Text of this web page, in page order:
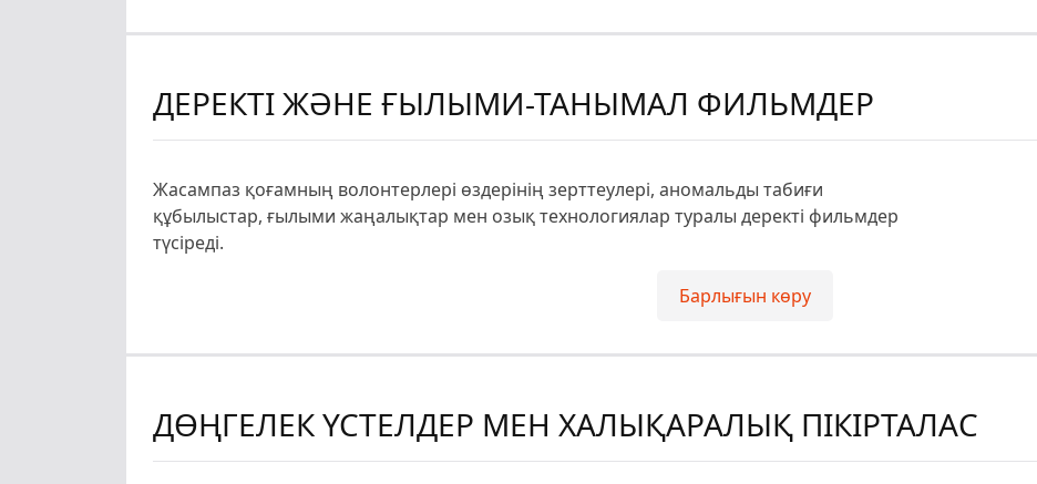
ДЕРЕКТІ ЖӘНЕ ҒЫЛЫМИ-ТАНЫМАЛ ФИЛЬМДЕР
Жасампаз қоғамның волонтерлері өздерінің зерттеулері, аномальды табиғи
құбылыстар, ғылыми жаңалықтар мен озық технологиялар туралы деректі фильмдер
түсіреді.
Барлығын көру
ДӨҢГЕЛЕК ҮСТЕЛДЕР МЕН ХАЛЫҚАРАЛЫҚ ПІКІРТАЛАС